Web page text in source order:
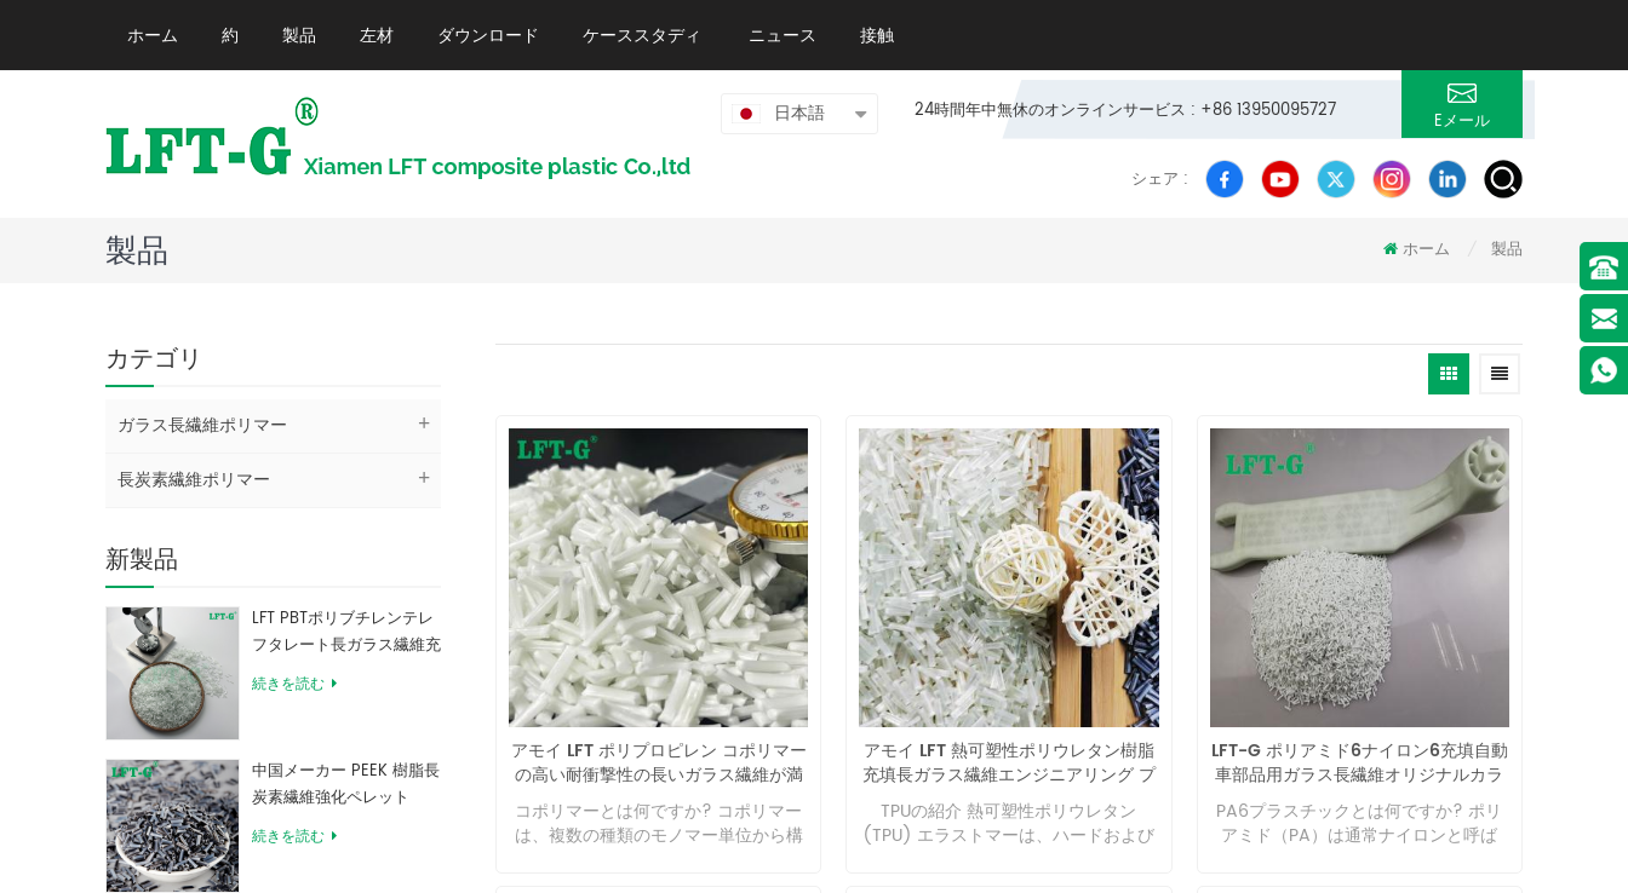
ホーム 約 製品 左材 ダウンロード ケーススタディ ニュース 接触
24時間年中無休のオンラインサービス : +86 13950095727 Eメール
日本語
シェア :
製品 ホーム 製品
カテゴリ
ガラス長繊維ポリマー
長炭素繊維ポリマー
新製品
LFT PBTポリブチレンテレ
フタレート長ガラス繊維充
填複合材料
続きを読む
中国メーカー PEEK 樹脂長
炭素繊維強化ペレット
続きを読む
アモイ LFT ポリプロピレン コポリマー
の高い耐衝撃性の長いガラス繊維が満
たされました
コポリマーとは何ですか? コポリマー
は、複数の種類のモノマー単位から構
アモイ LFT 熱可塑性ポリウレタン樹脂
充填長ガラス繊維エンジニアリング プ
ラスチック高強度
TPUの紹介 熱可塑性ポリウレタン
(TPU) エラストマーは、ハードおよび
LFT-G ポリアミド6ナイロン6充填自動
車部品用ガラス長繊維オリジナルカラ
ー
PA6プラスチックとは何ですか? ポリ
アミド（PA）は通常ナイロンと呼ば